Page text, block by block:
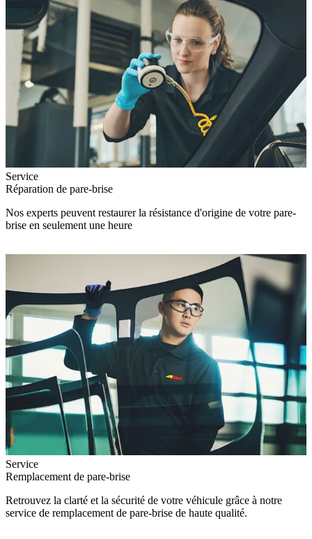
Service
Réparation de pare-brise
Nos experts peuvent restaurer la résistance d'origine de votre pare-
brise en seulement une heure
Service
Remplacement de pare-brise
Retrouvez la clarté et la sécurité de votre véhicule grâce à notre
service de remplacement de pare-brise de haute qualité.